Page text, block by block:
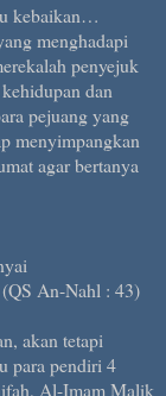
kebaikan…
menghadapi
penyejuk
dan
pejuang yang
menyimpangkan
agar bertanya
An-Nahl : 43)
akan tetapi
para pendiri 4
Al-Imam Malik